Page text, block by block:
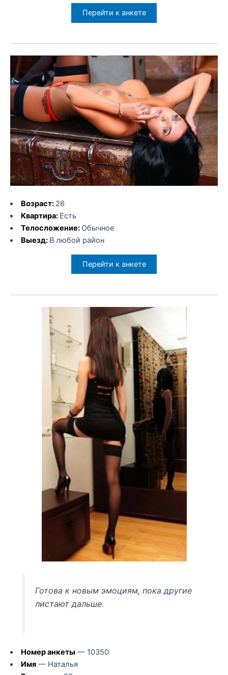
Перейти к анкете
Возраст: 26
Квартира: Есть
Телосложение: Обычное
Выезд: В любой район
Перейти к анкете
Готова к новым эмоциям, пока другие
листают дальше.
Номер анкеты — 10350
Имя— Наталья